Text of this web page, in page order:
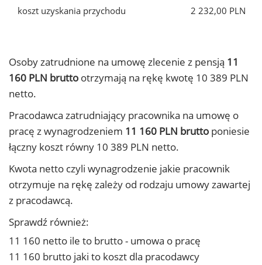
koszt uzyskania przychodu
2 232,00 PLN
Osoby zatrudnione na umowę zlecenie z pensją 11
160 PLN brutto otrzymają na rękę kwotę 10 389 PLN
netto.
Pracodawca zatrudniający pracownika na umowę o
pracę z wynagrodzeniem 11 160 PLN brutto poniesie
łączny koszt równy 10 389 PLN netto.
Kwota netto czyli wynagrodzenie jakie pracownik
otrzymuje na rękę zależy od rodzaju umowy zawartej
z pracodawcą.
Sprawdź również:
11 160 netto ile to brutto - umowa o pracę
11 160 brutto jaki to koszt dla pracodawcy